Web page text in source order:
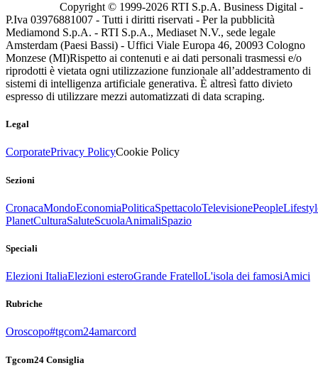
Copyright © 1999-2026 RTI S.p.A. Business Digital -
P.Iva 03976881007 - Tutti i diritti riservati - Per la pubblicità
Mediamond S.p.A. - RTI S.p.A., Mediaset N.V., sede legale
Amsterdam (Paesi Bassi) - Uffici Viale Europa 46, 20093 Cologno
Monzese (MI)Rispetto ai contenuti e ai dati personali trasmessi e/o
riprodotti è vietata ogni utilizzazione funzionale all’addestramento di
sistemi di intelligenza artificiale generativa. È altresì fatto divieto
espresso di utilizzare mezzi automatizzati di data scraping.
Legal
CorporatePrivacy PolicyCookie Policy
Sezioni
CronacaMondoEconomiaPoliticaSpettacoloTelevisionePeople
PlanetCulturaSaluteScuolaAnimaliSpazio
Speciali
Elezioni ItaliaElezioni esteroGrande FratelloL'isola dei famosiAmici
Rubriche
Oroscopo#tgcom24amarcord
Tgcom24 Consiglia